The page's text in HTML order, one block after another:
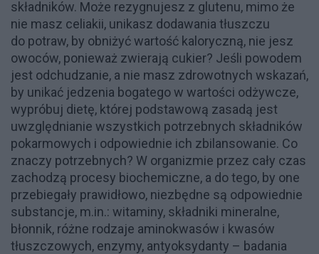
składników. Może rezygnujesz z glutenu, mimo że
nie masz celiakii, unikasz dodawania tłuszczu
do potraw, by obniżyć wartość kaloryczną, nie jesz
owoców, ponieważ zwierają cukier? Jeśli powodem
jest odchudzanie, a nie masz zdrowotnych wskazań,
by unikać jedzenia bogatego w wartości odżywcze,
wypróbuj dietę, której podstawową zasadą jest
uwzględnianie wszystkich potrzebnych składników
pokarmowych i odpowiednie ich zbilansowanie. Co
znaczy potrzebnych? W organizmie przez cały czas
zachodzą procesy biochemiczne, a do tego, by one
przebiegały prawidłowo, niezbędne są odpowiednie
substancje, m.in.: witaminy, składniki mineralne,
błonnik, różne rodzaje aminokwasów i kwasów
tłuszczowych, enzymy, antyoksydanty – badania